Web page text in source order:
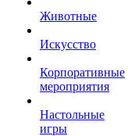
Животные
Искусство
Корпоративные
мероприятия
Настольные
игры